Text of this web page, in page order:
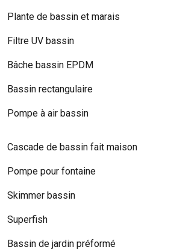
Plante de bassin et marais
Filtre UV bassin
Bâche bassin EPDM
Bassin rectangulaire
Pompe à air bassin
Cascade de bassin fait maison
Pompe pour fontaine
Skimmer bassin
Superfish
Bassin de jardin préformé